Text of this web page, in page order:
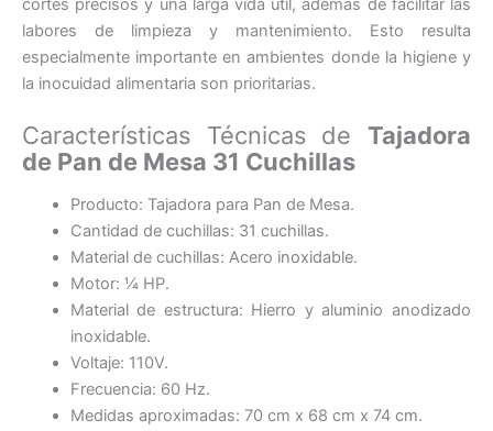
labores de limpieza y mantenimiento. Esto resulta
especialmente importante en ambientes donde la higiene y
la inocuidad alimentaria son prioritarias.
Características Técnicas de Tajadora
de Pan de Mesa 31 Cuchillas
Producto: Tajadora para Pan de Mesa.
Cantidad de cuchillas: 31 cuchillas.
Material de cuchillas: Acero inoxidable.
Motor: ¼ HP.
Material de estructura: Hierro y aluminio anodizado
inoxidable.
Voltaje: 110V.
Frecuencia: 60 Hz.
Medidas aproximadas: 70 cm x 68 cm x 74 cm.